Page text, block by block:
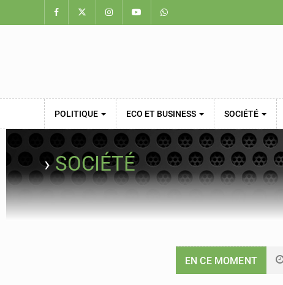
POLITIQUE ECO ET BUSINESS SOCIÉTÉ
›SOCIÉTÉ
EN CE MOMENT